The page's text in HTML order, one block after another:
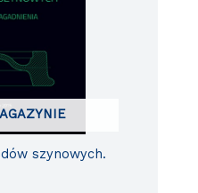
szynowych.